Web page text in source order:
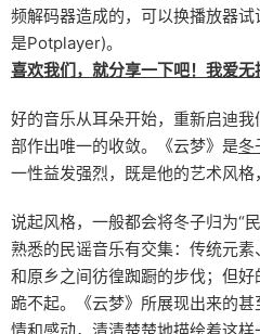
频解码器造成的，可以换播放器
是Potplayer)。
喜欢我们，就分享一下吧！我爱无
好的音乐从耳朵开始，重新启迪
部作出唯一的收敛。《云梦》是冬
一性益发强烈，既是他的艺术风格
说起风格，一般都会将冬子归为“
熟悉的民谣音乐有交集：传统元
和原乡之间彷徨踟蹰的步伐；但
跪不起。《云梦》所展现出来的
情和感动，清清楚楚地描绘着这